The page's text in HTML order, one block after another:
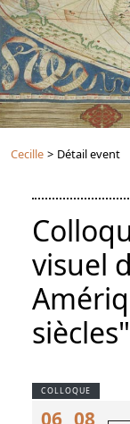
Cecille > Détail event
visuel
siècles"
COLLOQUE
06 08